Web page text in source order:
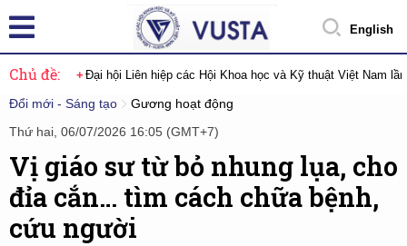
English
Chủ đề: Đại hội Liên hiệp các Hội Khoa học và Kỹ thuật Việt Nam
Đổi mới - Sáng tạo
Gương hoạt động
Thứ hai, 06/07/2026 16:05 (GMT+7)
Vị giáo sư từ bỏ nhung lụa, cho
đỉa cắn… tìm cách chữa bệnh,
cứu người